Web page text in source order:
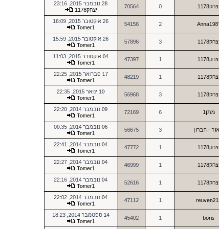
0
70564
28 נובמבר 2015, 23:16
יצחק1178
2
54156
26 אוקטובר 2015, 16:09
Tomer1
3
57896
26 אוקטובר 2015, 15:59
Tomer1
1
47397
04 אוקטובר 2015, 11:03
Tomer1
1
48219
17 פברואר 2015, 22:25
Tomer1
3
56968
10 ינואר 2015, 22:35
Tomer1
מתן1 6
72169
09 נובמבר 2014, 22:20
Tomer1
- הברון 3
56675
06 נובמבר 2014, 00:35
Tomer1
1
47772
04 נובמבר 2014, 22:41
Tomer1
1
46999
04 נובמבר 2014, 22:27
Tomer1
1
52616
04 נובמבר 2014, 22:16
Tomer1
1
47112
04 נובמבר 2014, 22:02
Tomer1
boris
1
45402
14 ספטמבר 2014, 18:23
Tomer1